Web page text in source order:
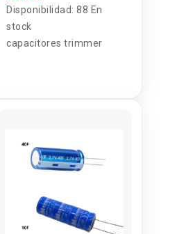
Disponibilidad:88 En
stock
capacitores trimmer